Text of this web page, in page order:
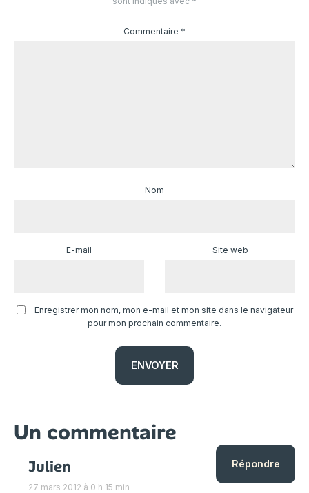
Commentaire *
Nom
E-mail Site web
Enregistrer mon nom, mon e-mail et mon site dans le navigateur
pour mon prochain commentaire.
Un commentaire
Julien
27 mars 2012 à 0 h 15 min
Répondre